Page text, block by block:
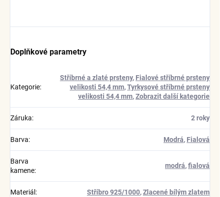
Doplňkové parametry
Kategorie:
Stříbrné a zlaté prsteny, Fialové stříbrné prsteny
velikosti 54,4 mm,Tyrkysové stříbrné prsteny
velikosti 54,4 mm,Zobrazit další kategorie
Záruka: 2 roky
Barva: Modrá, Fialová
Barva
kamene:
modrá,fialová
Materiál : Stříbro 925/1000,Zlacené bílým zlatem